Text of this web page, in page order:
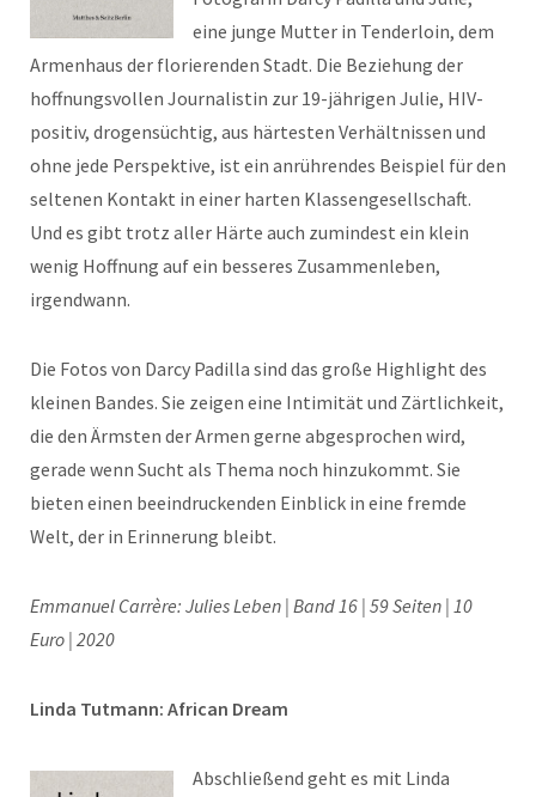
eine junge Mutter in Tenderloin, dem
Armenhaus der florierenden Stadt. Die Beziehung der
hoffnungsvollen Journalistin zur 19-jährigen Julie, HIV-
positiv, drogensüchtig, aus härtesten Verhältnissen und
ohne jede Perspektive, ist ein anrührendes Beispiel für den
seltenen Kontakt in einer harten Klassengesellschaft.
Und es gibt trotz aller Härte auch zumindest ein klein
wenig Hoffnung auf ein besseres Zusammenleben,
irgendwann.
Die Fotos von Darcy Padilla sind das große Highlight des
kleinen Bandes. Sie zeigen eine Intimität und Zärtlichkeit,
die den Ärmsten der Armen gerne abgesprochen wird,
gerade wenn Sucht als Thema noch hinzukommt. Sie
bieten einen beeindruckenden Einblick in eine fremde
Welt, der in Erinnerung bleibt.
Emmanuel Carrère: Julies Leben | Band 16 | 59 Seiten | 10
Euro | 2020
Linda Tutmann: African Dream
Abschließend geht es mit Linda